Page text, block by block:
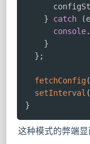
}
catch (
console.
}
} ;
fetchConfig(
setInterval (
}
这种模式的弊端显